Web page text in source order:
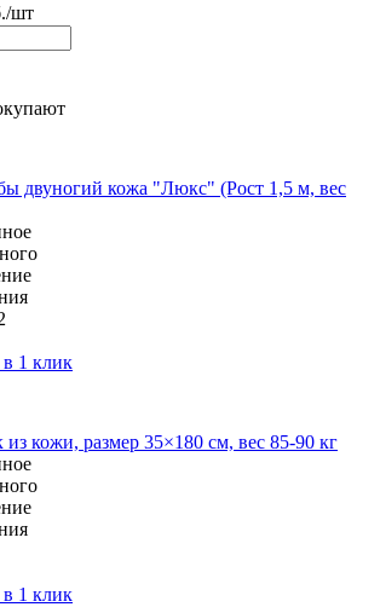
/шт
двуногий кожа "Люкс" (Рост 1,5 м, вес
1 клик
кожи, размер 35×180 см, вес 85-90 кг
1 клик